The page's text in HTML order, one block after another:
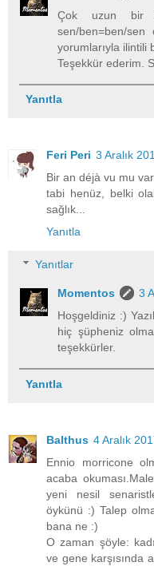
Çok uzun bir
sen/ben=ben/
yorumlarıyla ilintili
Teşekkür ederim.
Yanıtla
Feri Peri 3 Aralık
Bir an déjà vu mu
tabi henüz, belki
sağlık...
Yanıtla
Yanıtlar
Momentos
3
Hoşgeldiniz :)
hiç şüpheniz
teşekkürler.
Yanıtla
Balthus 4 Aralık
Ennio morricone
acaba
yeni nesil
öykünü :) Talep
bana ne :)
O zaman şöyle:
ve gene karşısında